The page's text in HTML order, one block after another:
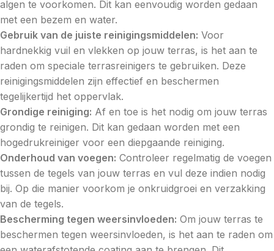
algen te voorkomen. Dit kan eenvoudig worden gedaan
met een bezem en water.
Gebruik van de juiste reinigingsmiddelen: Voor
hardnekkig vuil en vlekken op jouw terras, is het aan te
raden om speciale terrasreinigers te gebruiken. Deze
reinigingsmiddelen zijn effectief en beschermen
tegelijkertijd het oppervlak.
Grondige reiniging: Af en toe is het nodig om jouw terras
grondig te reinigen. Dit kan gedaan worden met een
hogedrukreiniger voor een diepgaande reiniging.
Onderhoud van voegen: Controleer regelmatig de voegen
tussen de tegels van jouw terras en vul deze indien nodig
bij. Op die manier voorkom je onkruidgroei en verzakking
van de tegels.
Bescherming tegen weersinvloeden: Om jouw terras te
beschermen tegen weersinvloeden, is het aan te raden om